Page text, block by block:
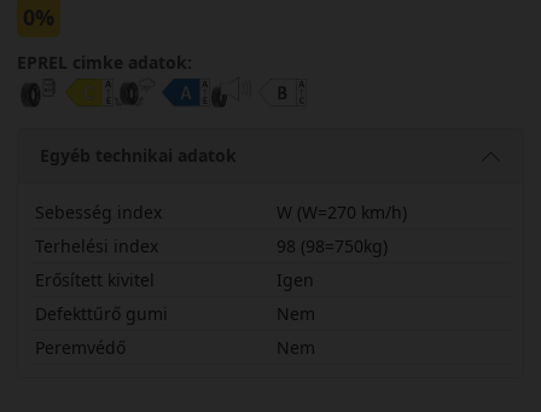
0%
EPREL cimke adatok:
Egyéb technikai adatok
Sebesség index
W (W=270 km/h)
Terhelési index
98 (98=750kg)
Erősített kivitel
Igen
Defekttűrő gumi
Nem
Peremvédő
Nem